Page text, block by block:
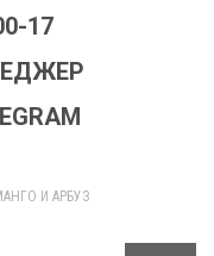
17
И АРБУЗ